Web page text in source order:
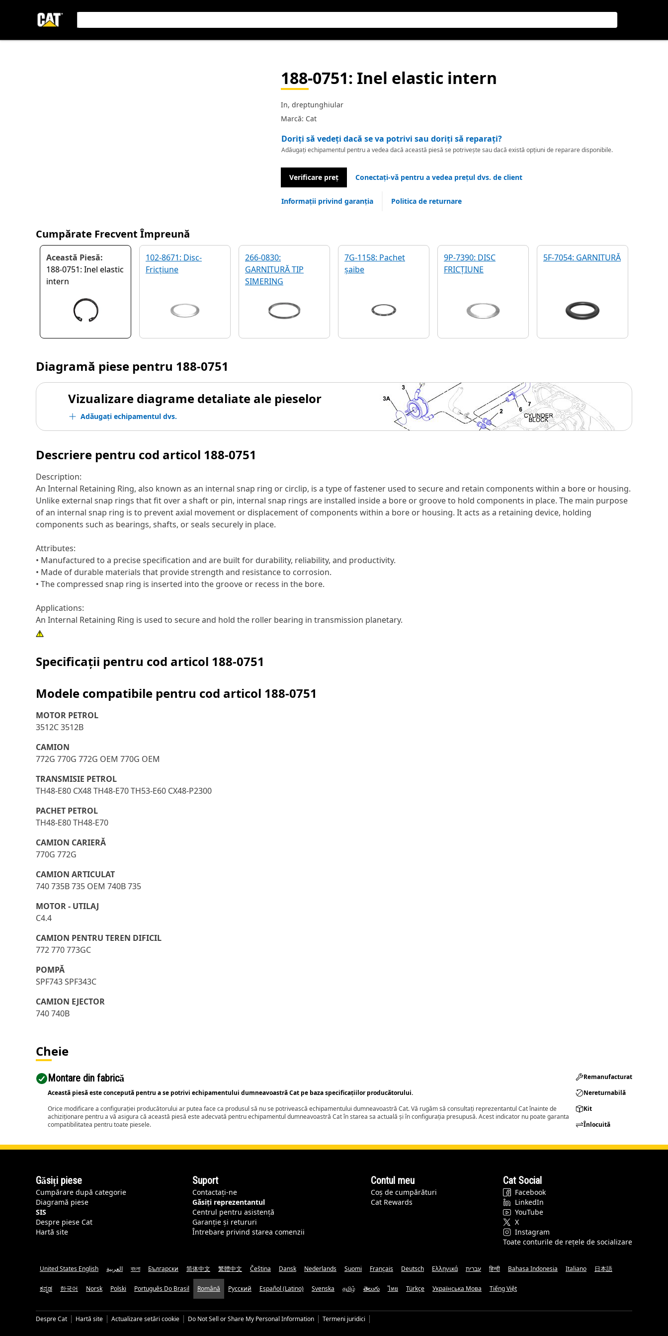
188-0751: Inel elastic intern
In, dreptunghiular
Marcă: Cat
Doriți să vedeți dacă se va potrivi sau doriți să reparați?
Adăugați echipamentul pentru a vedea dacă această piesă se potrivește sau dacă există opțiuni de reparare disponibile.
Verificare preț Conectați-vă pentru a vedea prețul dvs. de client
Informații privind garanția Politica de returnare
Cumpărate Frecvent Împreună
Această Piesă:
188-0751: Inel elastic
intern
102-8671: Disc-
Fricțiune
266-0830:
GARNITURĂ TIP
SIMERING
7G-1158: Pachet
șaibe
9P-7390: DISC
FRICȚIUNE
5F-7054: GARNITURĂ
Diagramă piese pentru 188-0751
Vizualizare diagrame detaliate ale pieselor
Adăugați echipamentul dvs.
Descriere pentru cod articol 188-0751
Description:
An Internal Retaining Ring, also known as an internal snap ring or circlip, is a type of fastener used to secure and retain components within a bore or housing.
Unlike external snap rings that fit over a shaft or pin, internal snap rings are installed inside a bore or groove to hold components in place. The main purpose
of an internal snap ring is to prevent axial movement or displacement of components within a bore or housing. It acts as a retaining device, holding
components such as bearings, shafts, or seals securely in place.
Attributes:
• Manufactured to a precise specification and are built for durability, reliability, and productivity.
• Made of durable materials that provide strength and resistance to corrosion.
• The compressed snap ring is inserted into the groove or recess in the bore.
Applications:
An Internal Retaining Ring is used to secure and hold the roller bearing in transmission planetary.
Specificații pentru cod articol 188-0751
Modele compatibile pentru cod articol 188-0751
MOTOR PETROL
3512C 3512B
CAMION
772G 770G 772G OEM 770G OEM
TRANSMISIE PETROL
TH48-E80 CX48 TH48-E70 TH53-E60 CX48-P2300
PACHET PETROL
TH48-E80 TH48-E70
CAMION CARIERĂ
770G 772G
CAMION ARTICULAT
740 735B 735 OEM 740B 735
MOTOR - UTILAJ
C4.4
CAMION PENTRU TEREN DIFICIL
772 770 773GC
POMPĂ
SPF743 SPF343C
CAMION EJECTOR
740 740B
Cheie
Montare din fabrică
Această piesă este concepută pentru a se potrivi echipamentului dumneavoastră Cat pe baza specificațiilor producătorului.
Orice modificare a configurației producătorului ar putea face ca produsul să nu se potrivească echipamentului dumneavoastră Cat. Vă rugăm să consultați reprezentantul Cat înainte de
achiziționare pentru a vă asigura că această piesă este adecvată pentru echipamentul dumneavoastră Cat în starea sa actuală și în configurația presupusă. Acest indicator nu poate garanta
compatibilitatea pentru toate piesele.
Remanufacturat​
Nereturnabilă
Kit
Înlocuită
Găsiți piese
Cumpărare după categorie
Diagramă piese
SIS
Despre piese Cat
Hartă site
Suport
Contactați-ne
Găsiți reprezentantul
Centrul pentru asistență
Garanție și retururi
Întrebare privind starea comenzii
Contul meu
Coș de cumpărături
Cat Rewards
Cat Social
Facebook
LinkedIn
YouTube
X
Instagram
Toate conturile de rețele de socializare
United States English العربية বাংলা Български 简体中文 繁體中文 Čeština Dansk Nederlands Suomi Français Deutsch Ελληνικά עברית हिन्दी Bahasa Indonesia Italiano 日本語
ಕನ್ನಡ 한국어 Norsk Polski Português Do Brasil Română Русский Español (Latino) Svenska தமிழ் తెలుగు ไทย Türkçe Українська Мова Tiếng Việt
Despre Cat Hartă site Actualizare setări cookie Do Not Sell or Share My Personal Information Termeni juridici